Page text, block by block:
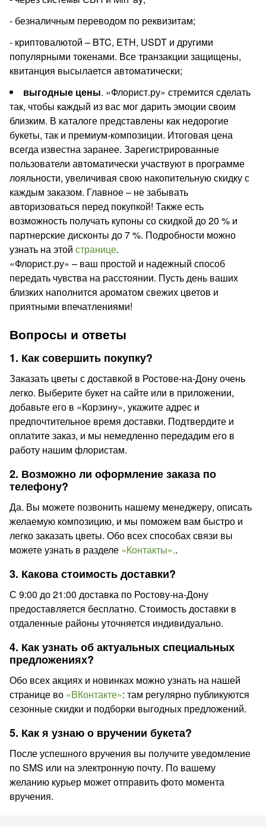
- безналичным переводом по реквизитам;
- криптовалютой – BTC, ETH, USDT и другими
популярными токенами. Все транзакции защищены,
квитанция высылается автоматически;
выгодные цены. «Флорист.ру» стремится сделать
так, чтобы каждый из вас мог дарить эмоции своим
близким. В каталоге представлены как недорогие
букеты, так и премиум-композиции. Итоговая цена
всегда известна заранее. Зарегистрированные
пользователи автоматически участвуют в программе
лояльности, увеличивая свою накопительную скидку с
каждым заказом. Главное – не забывать
авторизоваться перед покупкой! Также есть
возможность получать купоны со скидкой до 20 % и
партнерские дисконты до 7 %. Подробности можно
узнать на этой странице.
«Флорист.ру» – ваш простой и надежный способ
передать чувства на расстоянии. Пусть день ваших
близких наполнится ароматом свежих цветов и
приятными впечатлениями!
Вопросы и ответы
1. Как совершить покупку?
Заказать цветы с доставкой в Ростове-на-Дону очень
легко. Выберите букет на сайте или в приложении,
добавьте его в «Корзину», укажите адрес и
предпочтительное время доставки. Подтвердите и
оплатите заказ, и мы немедленно передадим его в
работу нашим флористам.
2. Возможно ли оформление заказа по
телефону?
Да. Вы можете позвонить нашему менеджеру, описать
желаемую композицию, и мы поможем вам быстро и
легко заказать цветы. Обо всех способах связи вы
можете узнать в разделе «Контакты»..
3. Какова стоимость доставки?
С 9:00 до 21:00 доставка по Ростову-на-Дону
предоставляется бесплатно. Стоимость доставки в
отдаленные районы уточняется индивидуально.
4. Как узнать об актуальных специальных
предложениях?
Обо всех акциях и новинках можно узнать на нашей
странице во «ВКонтакте»: там регулярно публикуются
сезонные скидки и подборки выгодных предложений.
5. Как я узнаю о вручении букета?
После успешного вручения вы получите уведомление
по SMS или на электронную почту. По вашему
желанию курьер может отправить фото момента
вручения.